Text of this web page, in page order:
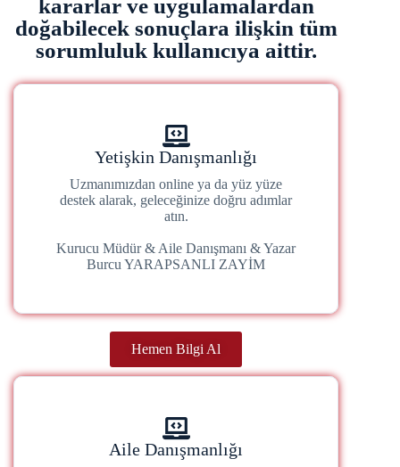
kararlar ve uygulamalardan
doğabilecek sonuçlara ilişkin tüm
sorumluluk kullanıcıya aittir.
Yetişkin Danışmanlığı
Uzmanımızdan online ya da yüz yüze
destek alarak, geleceğinize doğru adımlar
atın.
Kurucu Müdür & Aile Danışmanı & Yazar
Burcu YARAPSANLI ZAYİM
Hemen Bilgi Al
Aile Danışmanlığı